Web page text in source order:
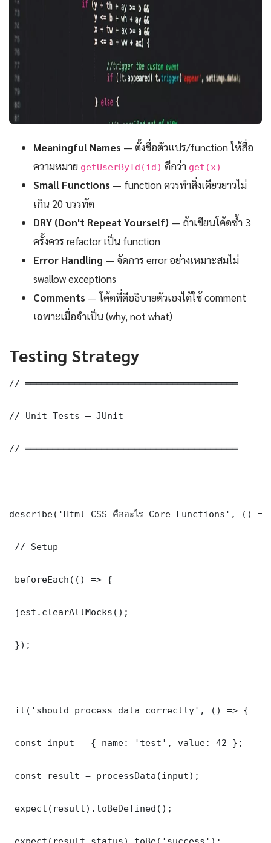
Meaningful Names — ตั้งชื่อตัวแปร/function ให้สื่อ
ความหมาย getUserById(id) ดีกว่า get(x)
Small Functions — function ควรทำสิ่งเดียวยาวไม่
เกิน 20 บรรทัด
DRY (Don't Repeat Yourself) — ถ้าเขียนโค้ดซ้ำ 3
ครั้งควร refactor เป็น function
Error Handling — จัดการ error อย่างเหมาะสมไม่
swallow exceptions
Comments — โค้ดที่ดีอธิบายตัวเองได้ใช้ comment
เฉพาะเมื่อจำเป็น (why, not what)
Testing Strategy
// ═══════════════════════════════════════
// Unit Tests — JUnit
// ═══════════════════════════════════════
describe('Html CSS คืออะไร Core Functions', ()
// Setup
beforeEach(() => {
jest.clearAllMocks();
});
it('should process data correctly', () => {
const input = { name: 'test', value: 42 };
const result = processData(input);
expect(result).toBeDefined();
expect(result.status).toBe('success');